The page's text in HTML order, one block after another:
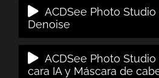
ACDSee Photo Studio
Denoise
ACDSee Photo Studio
cara IA y Máscara de